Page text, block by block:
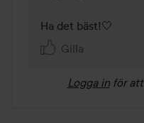
Ha det bäst!🤍
Gilla
Logga in för